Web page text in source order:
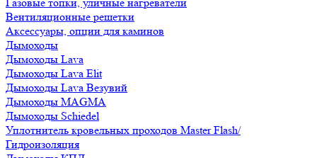
Вентиляционные решетки
Аксессуары, опции для каминов
Дымоходы
Дымоходы Lava
Дымоходы Lava Elit
Дымоходы Lava Везувий
Дымоходы MAGMA
Дымоходы Schiedel
Уплотнитель кровельных проходов Master Flash/
Гидроизоляция